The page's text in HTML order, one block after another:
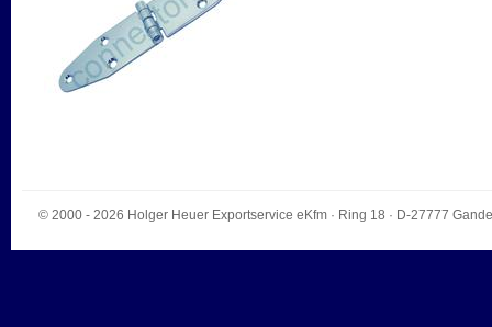
© 2000 - 2026 Holger Heuer Exportservice eKfm· Ring 18 · D-27777